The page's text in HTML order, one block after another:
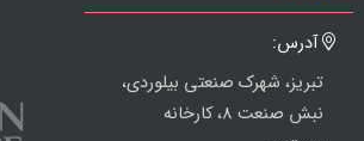
آدرس:
تبریز، شهرک صنعتی بیلوردی،
نبش صنعت 8، کارخانه